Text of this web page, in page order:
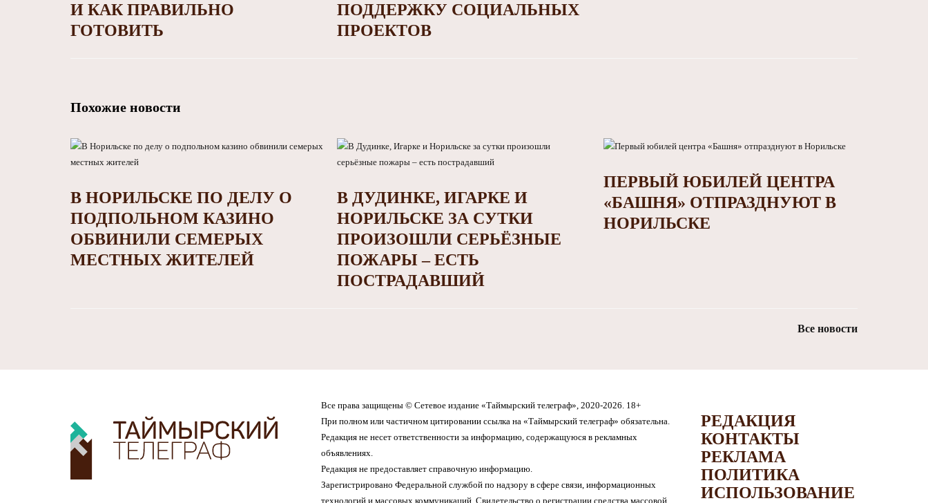
И КАК ПРАВИЛЬНО
ГОТОВИТЬ
ПОДДЕРЖКУ СОЦИАЛЬНЫХ
ПРОЕКТОВ
Похожие новости
В НОРИЛЬСКЕ ПО ДЕЛУ О
ПОДПОЛЬНОМ КАЗИНО
ОБВИНИЛИ СЕМЕРЫХ
МЕСТНЫХ ЖИТЕЛЕЙ
В ДУДИНКЕ, ИГАРКЕ И
НОРИЛЬСКЕ ЗА СУТКИ
ПРОИЗОШЛИ СЕРЬЁЗНЫЕ
ПОЖАРЫ – ЕСТЬ
ПОСТРАДАВШИЙ
ПЕРВЫЙ ЮБИЛЕЙ ЦЕНТРА
«БАШНЯ» ОТПРАЗДНУЮТ В
НОРИЛЬСКЕ
Все новости
Все права защищены © Сетевое издание «Таймырский телеграф», 2020-2026. 18+
При полном или частичном цитировании ссылка на «Таймырский телеграф» обязательна.
Редакция не несет ответственности за информацию, содержащуюся в рекламных
объявлениях.
Редакция не предоставляет справочную информацию.
Зарегистрировано Федеральной службой по надзору в сфере связи, информационных
технологий и массовых коммуникаций. Свидетельство о регистрации средства массовой
РЕДАКЦИЯ
КОНТАКТЫ
РЕКЛАМА
ПОЛИТИКА
ИСПОЛЬЗОВАНИЕ